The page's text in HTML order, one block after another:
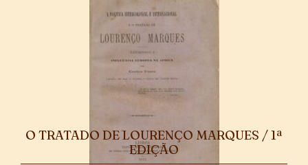
O TRATADO DE LOURENÇO MARQUES / 1ª
EDIÇÃO